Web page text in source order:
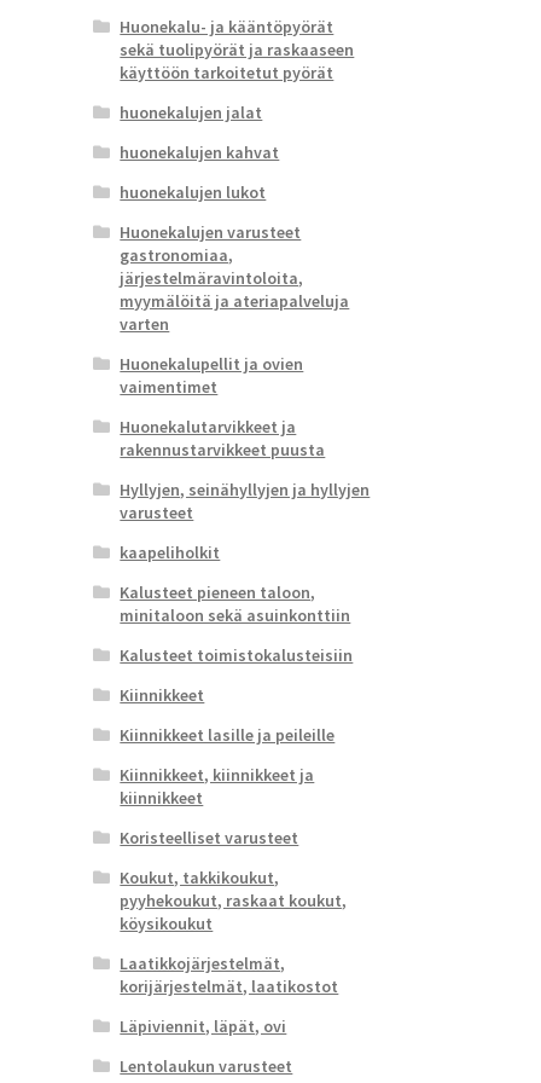
Huonekalu- ja kääntöpyörät
sekä tuolipyörät ja raskaaseen
käyttöön tarkoitetut pyörät
huonekalujen jalat
huonekalujen kahvat
huonekalujen lukot
Huonekalujen varusteet
gastronomiaa,
järjestelmäravintoloita,
myymälöitä ja ateriapalveluja
varten
Huonekalupellit ja ovien
vaimentimet
Huonekalutarvikkeet ja
rakennustarvikkeet puusta
Hyllyjen, seinähyllyjen ja hyllyjen
varusteet
kaapeliholkit
Kalusteet pieneen taloon,
minitaloon sekä asuinkonttiin
Kalusteet toimistokalusteisiin
Kiinnikkeet
Kiinnikkeet lasille ja peileille
Kiinnikkeet, kiinnikkeet ja
kiinnikkeet
Koristeelliset varusteet
Koukut, takkikoukut,
pyyhekoukut, raskaat koukut,
köysikoukut
Laatikkojärjestelmät,
korijärjestelmät, laatikostot
Läpiviennit, läpät, ovi
Lentolaukun varusteet